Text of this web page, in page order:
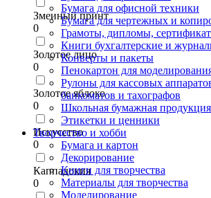
Змеиный принт
0
Золотое лицо
0
Золотое яблоко
0
Искусство
0
Каппадокия
0
Бумага для офисной техники
Бумага для чертежных и
Грамоты, дипломы,
Книги бухгалтерские и
Конверты и пакеты
Пенокартон для
Рулоны для кассовых
банкоматов и тахографов
Школьная бумажная продукция
Этикетки и ценники
Творчество и хобби
Бумага и картон
Декорирование
Книги для творчества
Материалы для творчества
Моделирование